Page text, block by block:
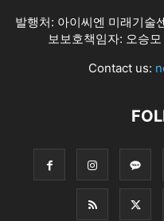
발행처: 아이씨엔 미래기술
보보호책임자: 오승
Contact us: